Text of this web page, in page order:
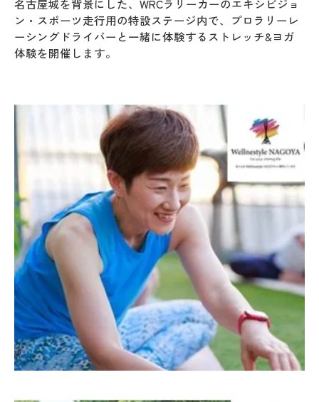
名古屋城を背景にした、WRCラリーカーのエキシビジョ
ン・スポーツ走行用の特設ステージ内で、プロラリーレ
ーシングドライバーと一緒に体験するストレッチ&ヨガ
体験を開催します。